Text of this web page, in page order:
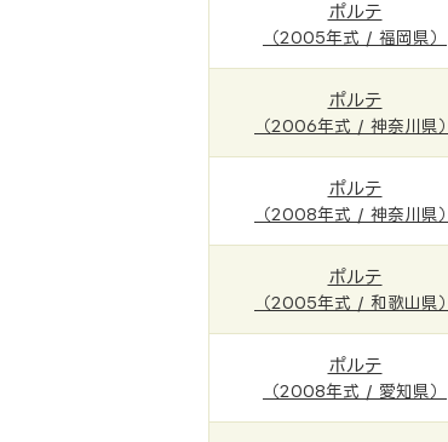
ポルテ
（2005年式 / 福岡県）
ポルテ
（2006年式 / 神奈川県）
ポルテ
（2008年式 / 神奈川県）
ポルテ
（2005年式 / 和歌山県）
ポルテ
（2008年式 / 愛知県）